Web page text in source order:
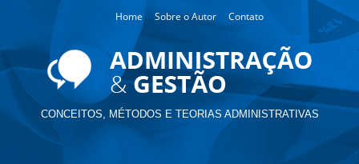
Home Sobre o Autor Contato
CONCEITOS, MÉTODOS E TEORIAS ADMINISTRATIVAS